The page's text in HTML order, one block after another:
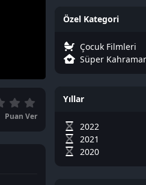
Puan Ver
Özel Kategori
Çocuk Filmleri
Süper
Yıllar
2022
2021
2020